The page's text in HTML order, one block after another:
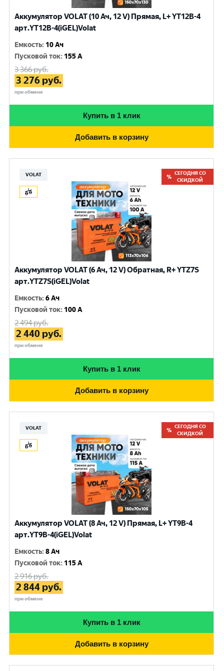
Аккумулятор VOLAT (10 Ач, 12 V) Прямая, L+ YT12B-4
арт.YT12B-4(iGEL)Volat
Емкость: 10 Ач
Пусковой ток: 155 A
3 366руб.
3 276 руб.
при обмене
Купить в 1 клик
Добавить в корзину
VOLAT
СЕГОДНЯ СО
СКИДКОЙ
Аккумулятор VOLAT (6 Ач, 12 V) Обратная, R+ YTZ7S
арт.YTZ7S(iGEL)Volat
Емкость:6 Ач
Пусковой ток: 100 A
2 494руб.
2 440 руб.
при обмене
Купить в 1 клик
Добавить в корзину
VOLAT
СЕГОДНЯ СО
СКИДКОЙ
Аккумулятор VOLAT (8 Ач, 12 V) Прямая, L+ YT9B-4
арт.YT9B-4(iGEL)Volat
Емкость:8 Ач
Пусковой ток: 115 A
2 916руб.
2 844 руб.
при обмене
Купить в 1 клик
Добавить в корзину